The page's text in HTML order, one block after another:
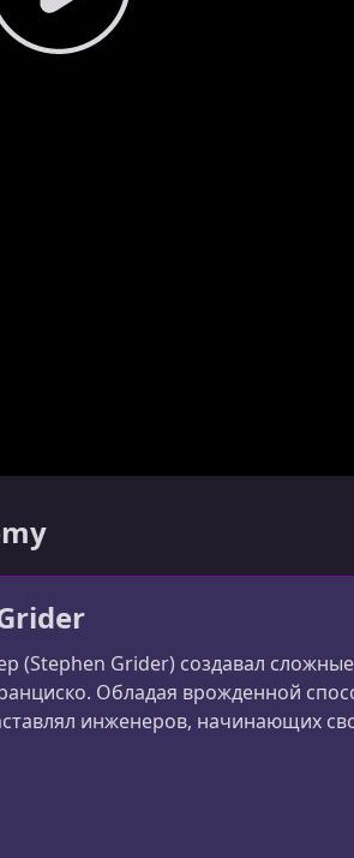
(Stephen Grider) создавал
Обладая врожденной
инженеров, начинающих
этот опыт на Udemy, создав
полученными знаниями с